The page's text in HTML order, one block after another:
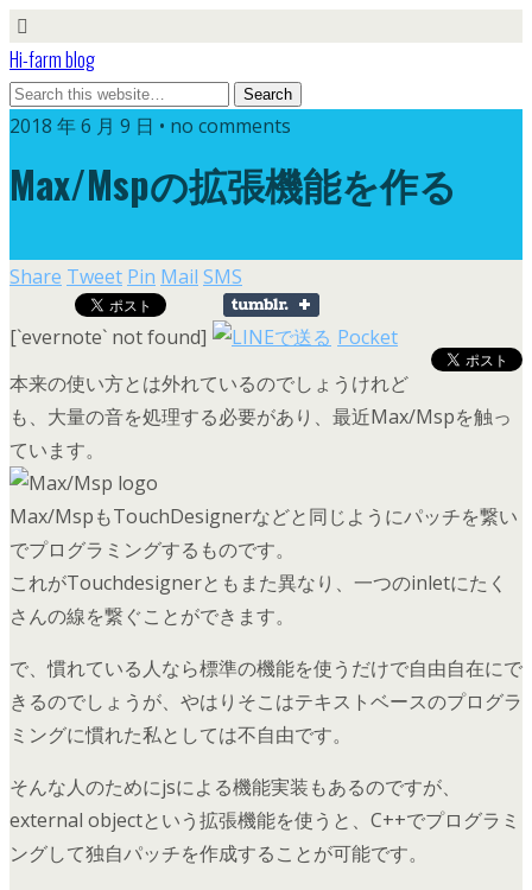
Hi-farm blog
2018 年 6 月 9 日 • no comments
Max/Mspの拡張機能を作る
Share Tweet Pin Mail SMS
[`evernote` not found]
Pocket
本来の使い方とは外れているのでしょうけれど
も、大量の音を処理する必要があり、最近Max/Mspを触っ
ています。
Max/MspもTouchDesignerなどと同じようにパッチを繋い
でプログラミングするものです。
これがTouchdesignerともまた異なり、一つのinletにたく
さんの線を繋ぐことができます。
で、慣れている人なら標準の機能を使うだけで自由自在にで
きるのでしょうが、やはりそこはテキストベースのプログラ
ミングに慣れた私としては不自由です。
そんな人のためにjsによる機能実装もあるのですが、
external objectという拡張機能を使うと、C++でプログラミ
ングして独自パッチを作成することが可能です。